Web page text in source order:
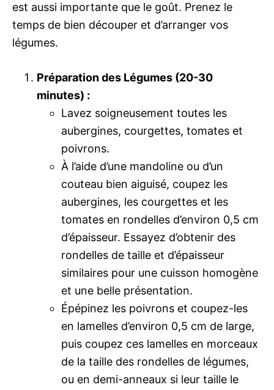
est aussi importante que le goût. Prenez le
temps de bien découper et d’arranger vos
légumes.
Préparation des Légumes (20-30
minutes) :
Lavez soigneusement toutes les
aubergines, courgettes, tomates et
poivrons.
À l’aide d’une mandoline ou d’un
couteau bien aiguisé, coupez les
aubergines, les courgettes et les
tomates en rondelles d’environ 0,5 cm
d’épaisseur. Essayez d’obtenir des
rondelles de taille et d’épaisseur
similaires pour une cuisson homogène
et une belle présentation.
Épépinez les poivrons et coupez-les
en lamelles d’environ 0,5 cm de large,
puis coupez ces lamelles en morceaux
de la taille des rondelles de légumes,
ou en demi-anneaux si leur taille le